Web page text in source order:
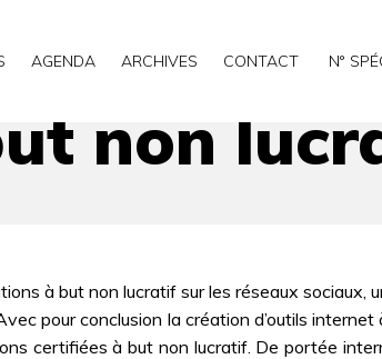
AGENDA ARCHIVES CONTACT N°
non
à but non lucratif sur les réseaux
pour conclusion la création d’outils
certifiées à but non lucratif. De portée